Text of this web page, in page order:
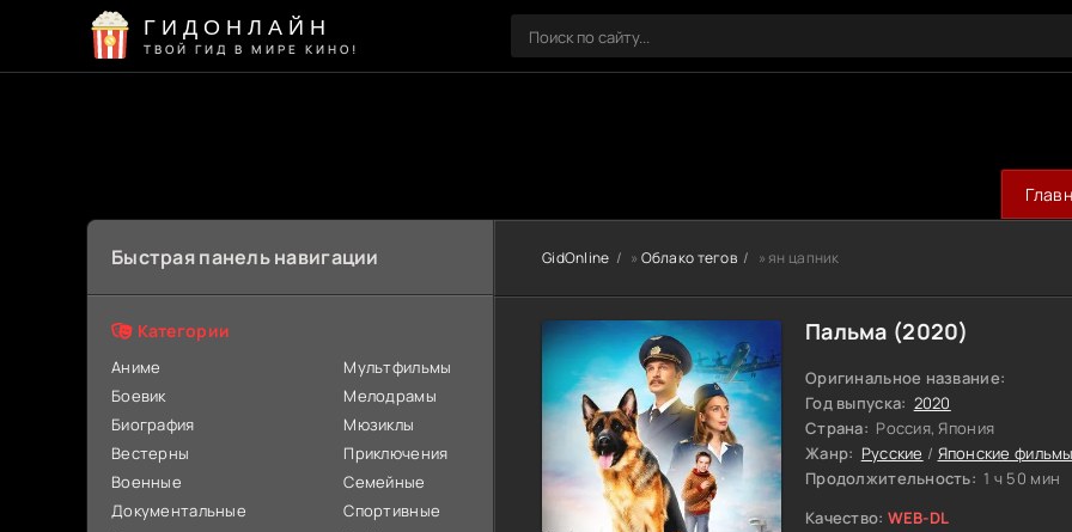
ГИДОНЛАЙН
ТВОЙ ГИД В МИРЕ КИНО!
Быстрая панель навигации
Категории
Аниме
Боевик
Биография
Вестерны
Военные
Документальные
Мультфильмы
Мелодрамы
Мюзиклы
Приключения
Семейные
Спортивные
GidOnline » Облако тегов » ян цапник
Пальма (2020)
Оригинальное название:
Год выпуска: 2020
Страна: Россия, Япония
Жанр: Русские / Японские фильмы
Продолжительность: 1 ч 50 мин
Качество: WEB-DL